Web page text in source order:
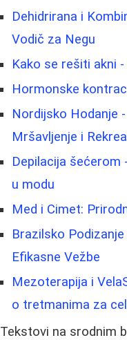
Dehidrirana i
Vodič za Negu
Kako se rešiti akni
Hormonske
Nordijsko Hodanje
Mršavljenje i
Depilacija šećerom
u modu
Med i Cimet:
Brazilsko
Efikasne Vežbe
Mezoterapija i
o tretmanima za
Tekstovi na srodnim